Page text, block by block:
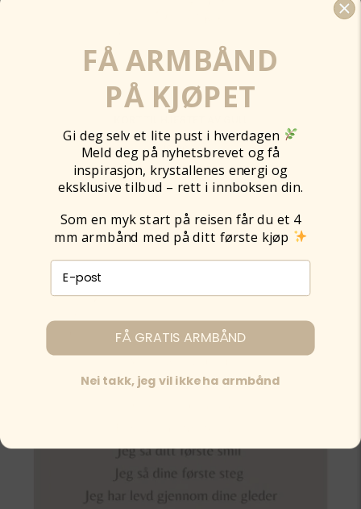
49,00kr
Legg til
FÅ ARMBÅND
PÅ KJØPET
Gi deg selv et lite pust i hverdagen
Meld deg på nyhetsbrevet og få
inspirasjon, krystallenes energi og
eksklusive tilbud – rett i innboksen din.
Som en myk start på reisen får du et 4
mm armbånd med på ditt første kjøp
E-post påmelding
FÅ GRATIS ARMBÅND
Nei takk, jeg vil ikke ha armbånd